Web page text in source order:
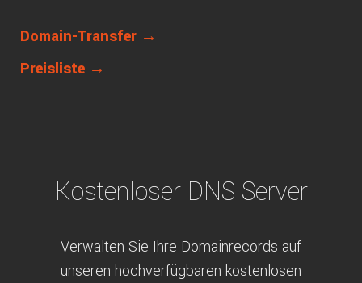
Domain-Transfer →
Preisliste →
Kostenloser DNS Server
Verwalten Sie Ihre Domainrecords auf
unseren hochverfügbaren kostenlosen